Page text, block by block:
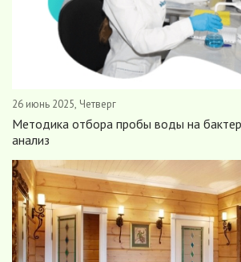
26 июнь 2025, Четверг
Методика отбора пробы воды на
анализ